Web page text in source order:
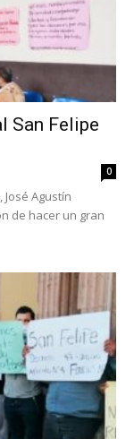
San Felipe
0
Agustín
de hacer un gran